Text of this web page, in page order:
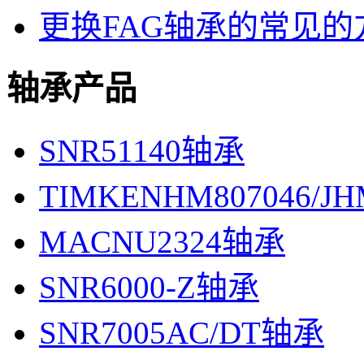
更换FAG轴承的常见的
轴承产品
SNR51140轴承
TIMKENHM807046/
MACNU2324轴承
SNR6000-Z轴承
SNR7005AC/DT轴承